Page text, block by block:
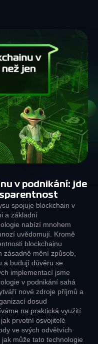
v podnikání: jde
spojuje blockchain v
a základní
nabízí mnohem
uvědomují. Kromě
blockchainu
zásadně mění způsob,
a budují důvěru se
implementací jsme
v podnikání sahá
nové zdroje příjmů a
dosud
na praktická využití
prvotní osvojitelé
ve svých odvětvích
může tato technologie